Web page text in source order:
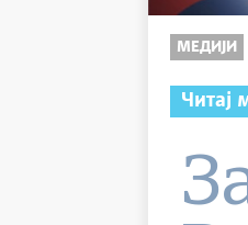
МЕДИЈИ
Читај